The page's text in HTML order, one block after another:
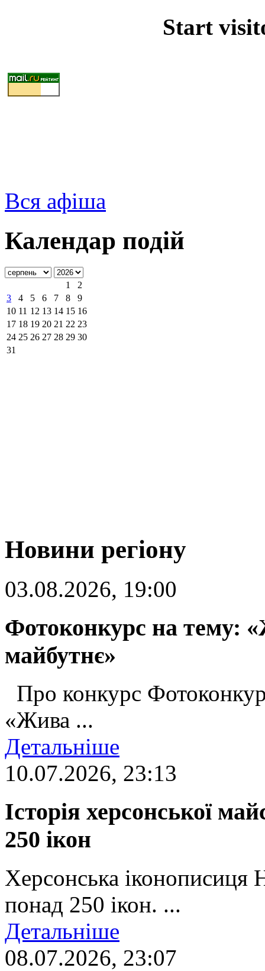
Start
Вся афіша
Календар подій
1
2
3
4 5 6 7 8
9
10 11 12 13 14 15 16
17 18 19 20 21 22 23
24 25 26 27 28 29 30
31
Новини регіону
03.08.2026, 19:00
Фотоконкурс на тему:
майбутнє»
Про конкурс
«Жива ...
Детальніше
10.07.2026, 23:13
Історія херсонської
250 ікон
Херсонська іконописиця
понад 250 ікон. ...
Детальніше
08.07.2026, 23:07